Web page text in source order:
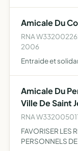
Amicale Du
RNA
2006
Entraide et
Amicale Du
Ville De Saint
RNA
FAVORISER LES
PERSONNELS DE